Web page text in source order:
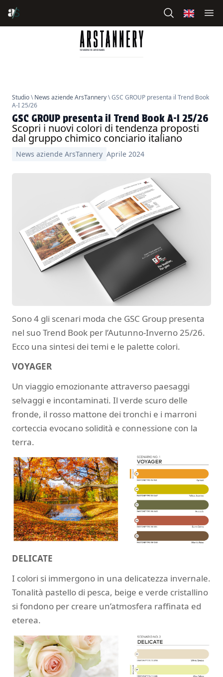
Studio\News aziende ArsTannery\ GSC GROUP presenta il Trend Book
A-I 25/26
GSC GROUP presenta il Trend Book A-I 25/26
Scopri i nuovi colori di tendenza proposti
dal gruppo chimico conciario italiano
News aziende ArsTannery Aprile 2024
Sono 4 gli scenari moda che GSC Group presenta
nel suo Trend Book per l’Autunno-Inverno 25/26.
Ecco una sintesi dei temi e le palette colori.
VOYAGER
Un viaggio emozionante attraverso paesaggi
selvaggi e incontaminati. Il verde scuro delle
fronde, il rosso mattone dei tronchi e i marroni
corteccia evocano solidità e connessione con la
terra.
DELICATE
I colori si immergono in una delicatezza invernale.
Tonalità pastello di pesca, beige e verde cristallino
si fondono per creare un’atmosfera raffinata ed
eterea.